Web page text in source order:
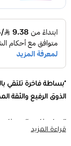
"بساطة فاخرة تلتقي
الذوق الرفيع والثقة
قراءة المزيد